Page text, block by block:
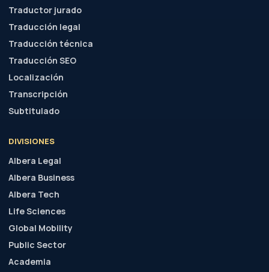
Traductor jurado
Traducción legal
Traducción técnica
Traducción SEO
Localización
Transcripción
Subtitulado
DIVISIONES
Albera Legal
Albera Business
Albera Tech
Life Sciences
Global Mobility
Public Sector
Academia